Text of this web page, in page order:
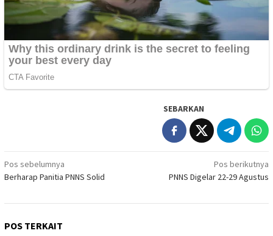
SEBARKAN
Navigasi
pos
Pos sebelumnya
Berharap Panitia PNNS Solid
Pos berikutnya
PNNS Digelar 22-29 Agustus
POS TERKAIT